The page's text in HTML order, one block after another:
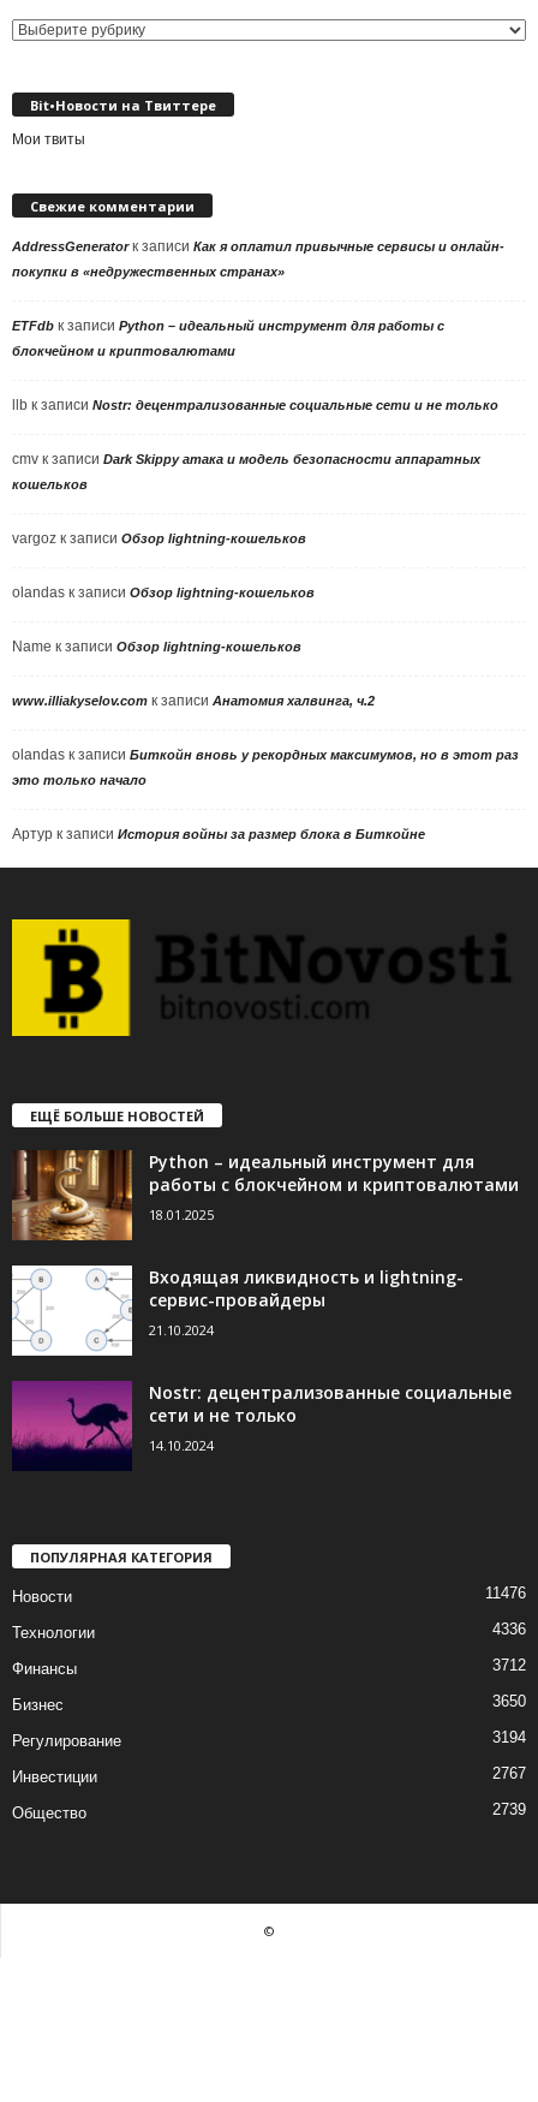
Выбор
Bit•Новости на Твиттере
Мои твиты
Свежие комментарии
AddressGeneratorк записи Как я оплатил привычные сервисы и онлайн-
покупки в «недружественных странах»
ETFdb к записи Python – идеальный инструмент для работы с
блокчейном и криптовалютами
llb к записи Nostr: децентрализованные социальные сети и не только
cmv к записи Dark Skippy атака и модель безопасности аппаратных
кошельков
vargoz к записи Обзор lightning-кошельков
olandas к записи Обзор lightning-кошельков
Name к записи Обзор lightning-кошельков
www.illiakyselov.com к записи Анатомия халвинга, ч.2
olandas к записи Биткойн вновь у рекордных максимумов, но в этот раз
это только начало
Артур к записи История войны за размер блока в Биткойне
ЕЩЁ БОЛЬШЕ НОВОСТЕЙ
Python – идеальный инструмент для
работы с блокчейном и криптовалютами
18.01.2025
Входящая ликвидность и lightning-
сервис-провайдеры
21.10.2024
Nostr: децентрализованные социальные
сети и не только
14.10.2024
ПОПУЛЯРНАЯ КАТЕГОРИЯ
Новости 11476
Технологии 4336
Финансы 3712
Бизнес 3650
Регулирование 3194
Инвестиции 2767
Общество 2739
©